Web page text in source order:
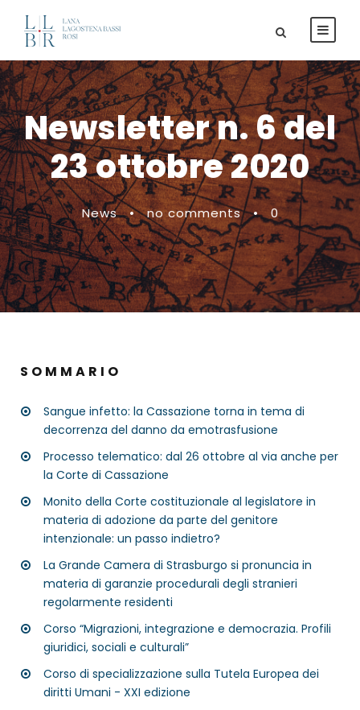
Newsletter n. 6 del
23 ottobre 2020
News • no comments • 0
SOMMARIO
Sangue infetto: la Cassazione torna in tema di
decorrenza del danno da emotrasfusione
Processo telematico: dal 26 ottobre al via anche per
la Corte di Cassazione
Monito della Corte costituzionale al legislatore in
materia di adozione da parte del genitore
intenzionale: un passo indietro?
La Grande Camera di Strasburgo si pronuncia in
materia di garanzie procedurali degli stranieri
regolarmente residenti
Corso “Migrazioni, integrazione e democrazia. Profili
giuridici, sociali e culturali”
Corso di specializzazione sulla Tutela Europea dei
diritti Umani - XXI edizione